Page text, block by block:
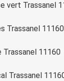
vert Trassanel
Trassanel 11160
11160
Trassanel